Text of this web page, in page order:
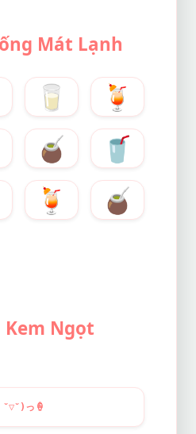
Mát Lạnh
🥛
🍹
🧉
🥤
🍹
🧉
Ngọt
っ 🍦